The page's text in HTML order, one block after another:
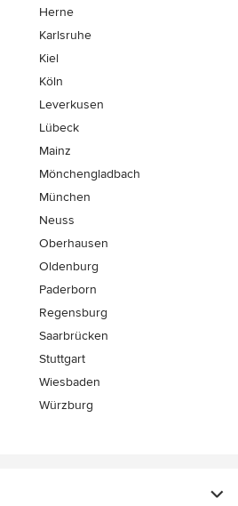
Herne
Karlsruhe
Kiel
Köln
Leverkusen
Lübeck
Mainz
Mönchen­gladbach
München
Neuss
Oberhausen
Oldenburg
Paderborn
Regensburg
Saarbrücken
Stuttgart
Wiesbaden
Würzburg